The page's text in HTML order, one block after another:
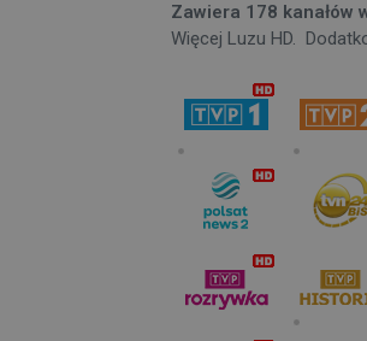
Zawiera 178 kanałów
Więcej Luzu HD.